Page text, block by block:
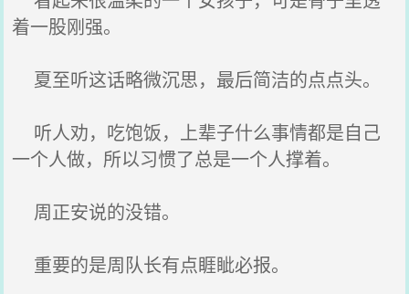
着一股刚强。
夏至听这话略微沉思，最后简洁的点点头。
听人劝，吃饱饭，上辈子什么事情都是自己
一个人做，所以习惯了总是一个人撑着。
周正安说的没错。
重要的是周队长有点睚眦必报。